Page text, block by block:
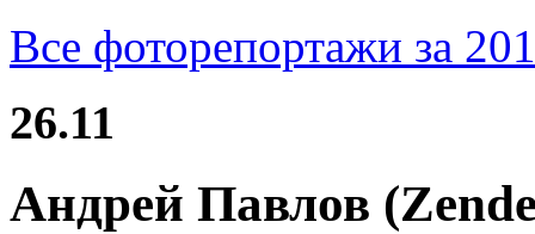
Все фоторепортажи за
26.11
Андрей Павлов